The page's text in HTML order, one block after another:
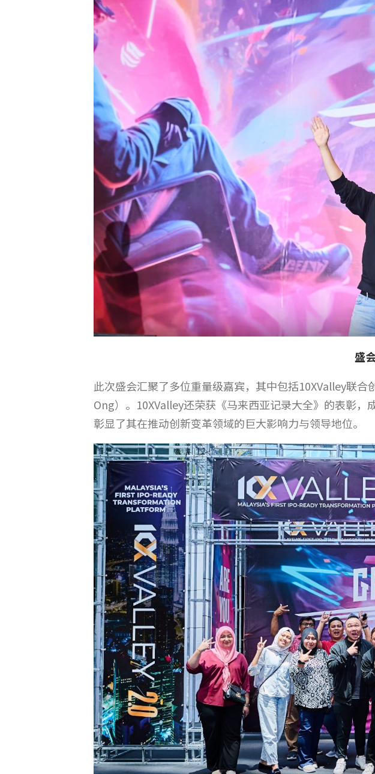
盛
此次盛会汇聚了多位重量级嘉宾，其中包括10XValley联
Ong）。10XValley还荣获《马来西亚记录大全》的表彰
彰显了其在推动创新变革领域的巨大影响力与领导地位。